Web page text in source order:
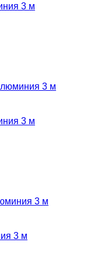
3 м
3 м
3 м